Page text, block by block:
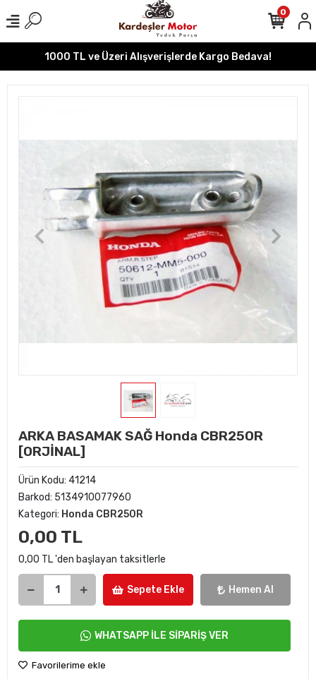
1000 TL ve Üzeri Alışverişlerde Kargo Bedava!
0
ARKA BASAMAK SAĞ Honda CBR250R
[ORJİNAL]
Ürün Kodu: 41214
Barkod: 5134910077960
Kategori: Honda CBR250R
0,00 TL
0,00 TL 'den başlayan taksitlerle
Sepete Ekle Hemen Al
WHATSAPP İLE SİPARİŞ VER
Favorilerime ekle